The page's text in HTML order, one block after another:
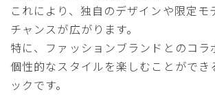
これにより、独自のデザインや限定モ
チャンスが広がります。
特に、ファッションブランドとのコラ
個性的なスタイルを楽しむことができ
ックです。